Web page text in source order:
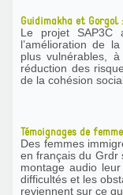
Guidimakha et
Le projet SAP3C
l’amélioration de
plus vulnérables,
réduction des
de la cohésion
Témoignages de
Des femmes
en français du Grdr
montage audio leur
difficultés et les
reviennent sur ce